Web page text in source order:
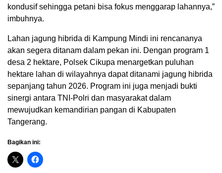
kondusif sehingga petani bisa fokus menggarap lahannya,”
imbuhnya.
Lahan jagung hibrida di Kampung Mindi ini rencananya
akan segera ditanam dalam pekan ini. Dengan program 1
desa 2 hektare, Polsek Cikupa menargetkan puluhan
hektare lahan di wilayahnya dapat ditanami jagung hibrida
sepanjang tahun 2026. Program ini juga menjadi bukti
sinergi antara TNI-Polri dan masyarakat dalam
mewujudkan kemandirian pangan di Kabupaten
Tangerang.
Bagikan ini: